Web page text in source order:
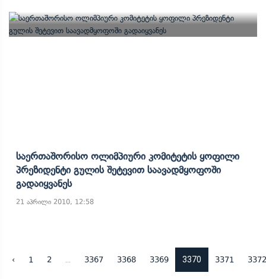
Საერთაშორისო Ოლიმპიური Კომიტეტის Ყოფილი
Პრეზიდენტი Გულის Შეტევით Საავადმყოფოში
Გადაიყვანეს
21 აპრილი 2010, 12:58
‹ 1 2 3367 3368 3369 3370 3371 3372